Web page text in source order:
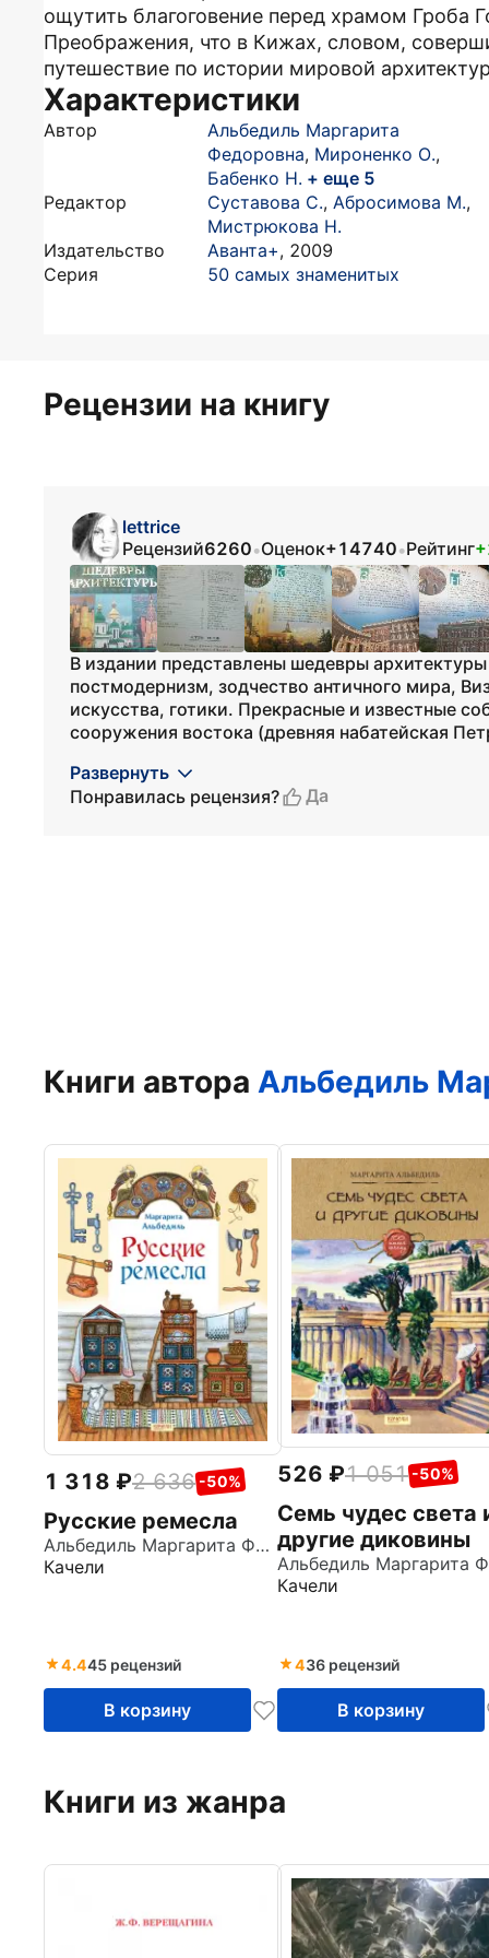
ощутить благоговение перед храмом Гроба
Преображения, что в Кижах, словом,
путешествие по истории мировой
Характеристики
Автор
Альбедиль Маргарита
Федоровна, Мироненко О.,
Бабенко Н. + еще 5
Редактор
Суставова С., Абросимова М.,
Мистрюкова Н.
Издательство
Аванта+, 2009
Серия
50 самых знаменитых
Рецензии на книгу
lettrice
Рецензий6260•Оценок+14740•Рейтинг
В издании представлены шедевры
постмодернизм, зодчество античного мира,
искусства, готики. Прекрасные и известные
сооружения востока (древняя набатейская
Развернуть
Понравилась рецензия?
Да
Книги автора Альбедиль
1 318 2 636 -50%
Русские ремесла
Альбедиль Маргарита Федоровна
Качели
4.445 рецензий
В корзину
526 1 051 -50%
Семь чудес света
другие диковины
Качели
436 рецензий
В корзину
Книги из жанра